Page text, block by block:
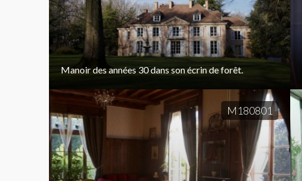
Manoir des années 30 dans son écrin de forêt.
M180801